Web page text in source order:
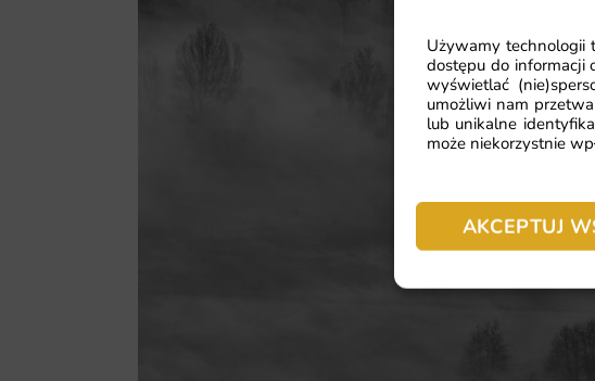
Używamy technologii
dostępu do informacji
wyświetlać
umożliwi nam
lub unikalne
może niekorzystnie
AKCEPTUJ